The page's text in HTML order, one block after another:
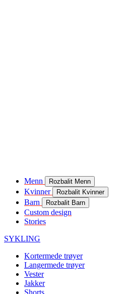
Menn Rozbalit Menn
Kvinner Rozbalit Kvinner
Barn Rozbalit Barn
Custom design
Stories
SYKLING
Kortermede trøyer
Langermede trøyer
Vester
Jakker
Shorts